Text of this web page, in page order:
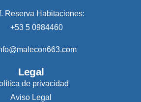
Reserva Habitaciones:
+53 5 0984460
Legal
de privacidad
Aviso Legal